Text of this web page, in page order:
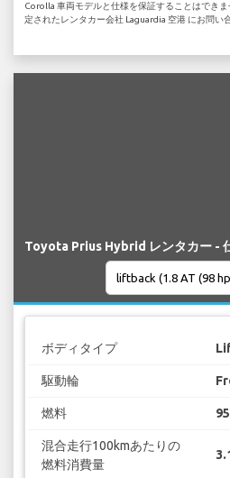
Corolla 車両モデルと仕様を保証することはでき
定されたレンタカー会社 Laguardia 空港 にお問い
Toyota Prius Hybrid レンタカー -
ボディタイプ
駆動輪
燃料 95
混合走行100kmあたりの
燃料消費量